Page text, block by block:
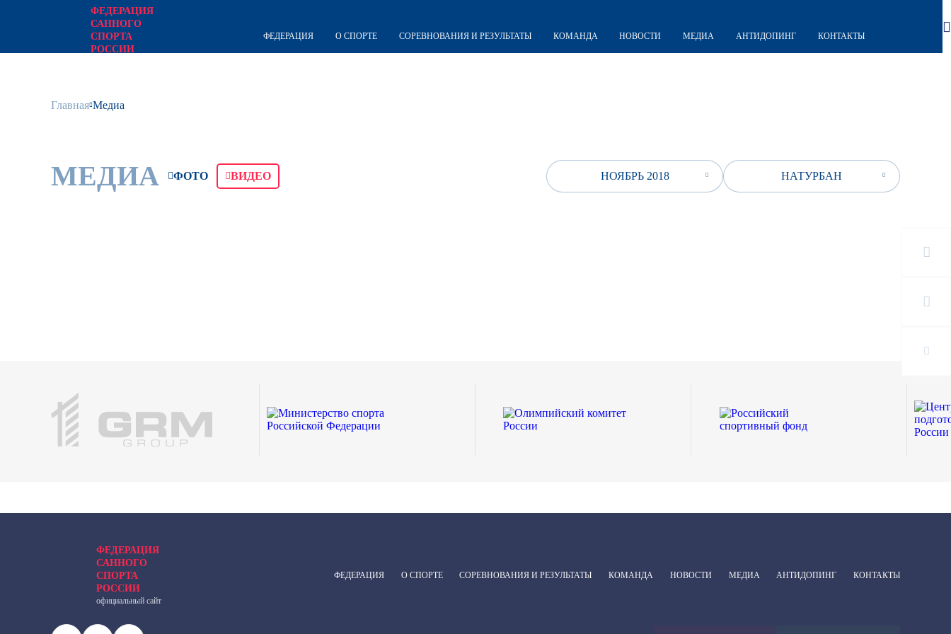
ФЕДЕРАЦИЯ
САННОГО
СПОРТА
РОССИИ
ФЕДЕРАЦИЯ О СПОРТЕ СОРЕВНОВАНИЯ И РЕЗУЛЬТАТЫ КОМАНДА НОВОСТИ МЕДИА АНТИДОПИНГ КОНТАКТЫ
Главная Медиа
МЕДИА ФОТО ВИДЕО НОЯБРЬ 2018 НАТУРБАН
ФЕДЕРАЦИЯ
САННОГО
СПОРТА
РОССИИ
официальный сайт
ФЕДЕРАЦИЯ О СПОРТЕ СОРЕВНОВАНИЯ И РЕЗУЛЬТАТЫ КОМАНДА НОВОСТИ МЕДИА АНТИДОПИНГ КОНТАКТЫ